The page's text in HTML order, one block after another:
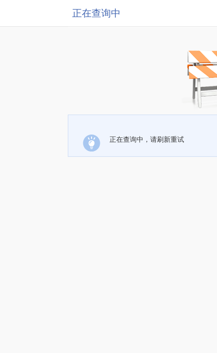
正在查询中
正在查询中，请刷新重试